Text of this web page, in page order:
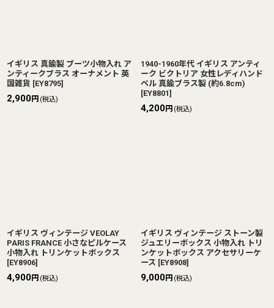
イギリス 真鍮製 ブーツ小物入れ ア
ンティークブラス オーナメント 英
国雑貨 [EY8795]
2,900円 (税込)
1940-1960年代 イギリス アンティ
ーク ビクトリア 女性レディハンド
ベル 真鍮ブラス製 (約6.8cm)
[EY8801]
4,200円 (税込)
イギリス ヴィンテージ VEOLAY
PARIS FRANCE 小さなピルケース
小物入れ トリンケットボックス
[EY8906]
4,900円 (税込)
イギリス ヴィンテージ ストーン製
ジュエリーボックス 小物入れ トリ
ンケットボックス アクセサリーケ
ース [EY8908]
9,000円 (税込)